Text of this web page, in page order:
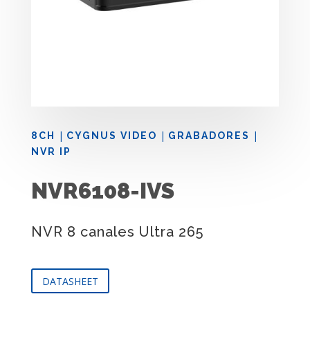
8CH | CYGNUS VIDEO | GRABADORES |
NVR IP
NVR6108-IVS
NVR 8 canales Ultra 265
DATASHEET